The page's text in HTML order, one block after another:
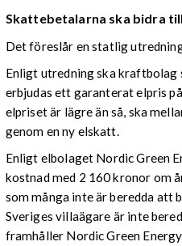
Skattebetalarna ska bidra
Det föreslår en statlig
Enligt utredning ska
erbjudas ett garanterat elpris
elpriset är lägre än så, ska
genom en ny elskatt.
Enligt elbolaget Nordic Green
kostnad med 2 160 kronor om
som många inte är beredda att
Sveriges villaägare är inte
framhåller Nordic Green